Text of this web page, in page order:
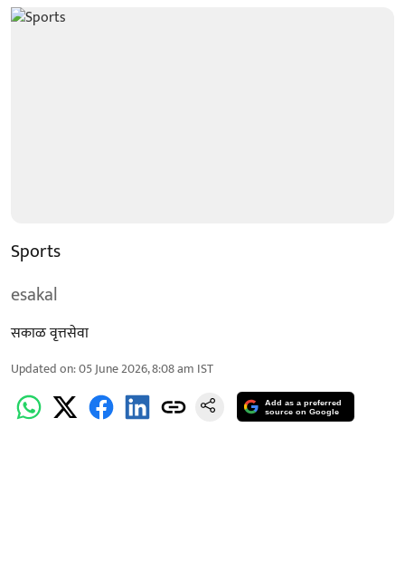
Sports
esakal
सकाळ वृत्तसेवा
Updated on:05 June 2026, 8:08 am IST
Add as a preferred
source on Google